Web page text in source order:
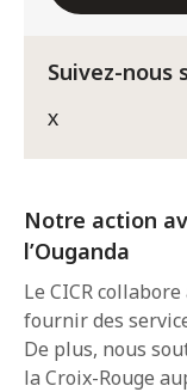
Suivez-nous
X
Notre action
l’Ouganda
Le CICR
fournir des
De plus, nous
la Croix-Rouge